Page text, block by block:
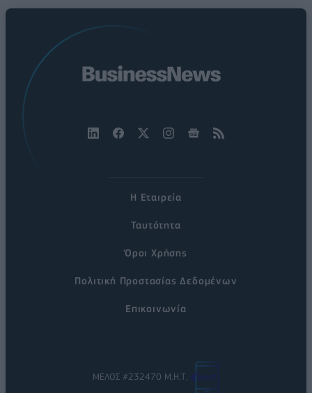
Η Εταιρεία
Ταυτότητα
Όροι Χρήσης
Πολιτική Προστασίας Δεδομένων
Επικοινωνία
ΜΕΛΟΣ #232470 Μ.Η.Τ.